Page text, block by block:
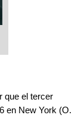
que el tercer
en New York (O.